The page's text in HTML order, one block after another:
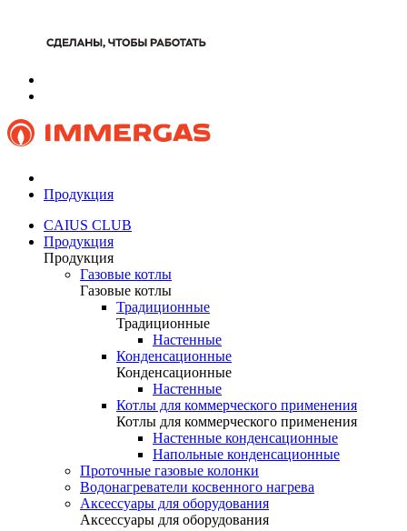
Продукция
CAIUS CLUB
Продукция
Продукция
Газовые котлы
Газовые котлы
Традиционные
Традиционные
Настенные
Конденсационные
Конденсационные
Настенные
Котлы для коммерческого применения
Котлы для коммерческого применения
Настенные конденсационные
Напольные конденсационные
Проточные газовые колонки
Водонагреватели косвенного нагрева
Аксессуары для оборудования
Аксессуары для оборудования